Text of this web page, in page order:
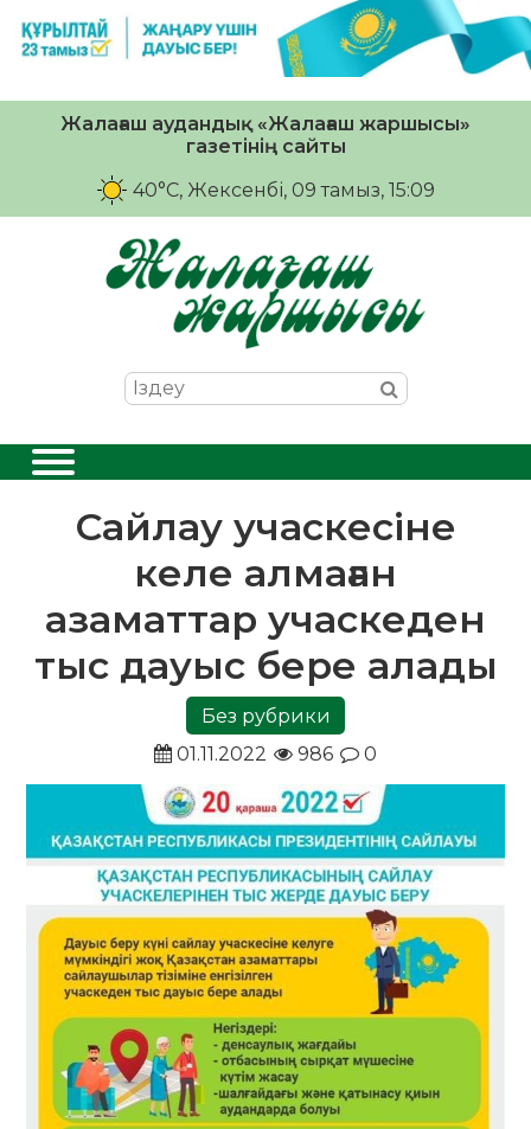
Жалағаш аудандық «Жалағаш жаршысы»
газетінің сайты
40°C, Жексенбі, 09 тамыз, 15:09
Сайлау учаскесіне
келе алмаған
азаматтар учаскеден
тыс дауыс бере алады
Без рубрики
01.11.2022
986 0